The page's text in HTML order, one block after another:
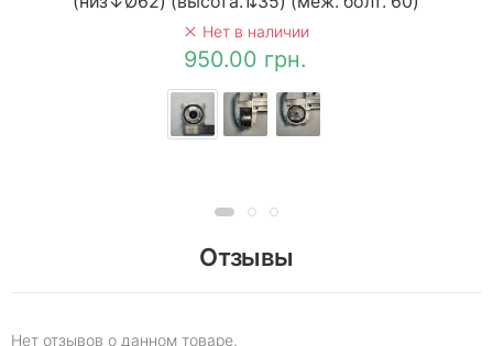
Нет в наличии
950.00 грн.
Отзывы
Нет отзывов о данном товаре.